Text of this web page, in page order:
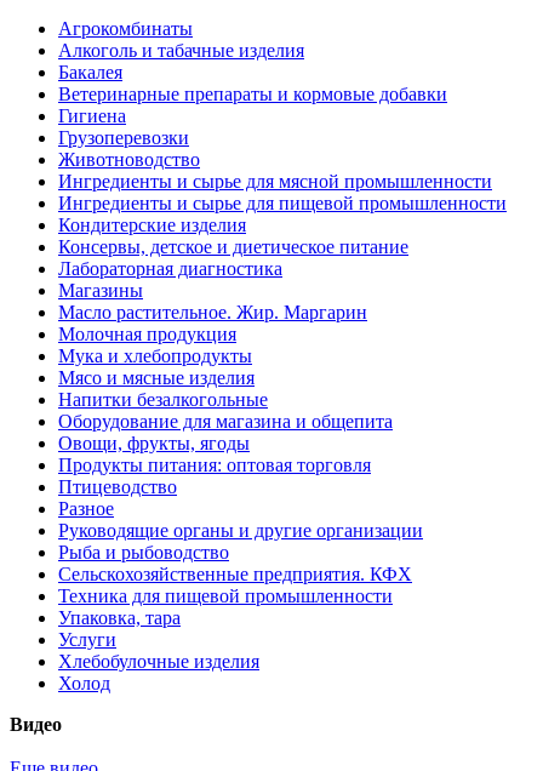
Агрокомбинаты
Алкоголь и табачные изделия
Бакалея
Ветеринарные препараты и кормовые добавки
Гигиена
Грузоперевозки
Животноводство
Ингредиенты и сырье для мясной промышленности
Ингредиенты и сырье для пищевой промышленности
Кондитерские изделия
Консервы, детское и диетическое питание
Лабораторная диагностика
Магазины
Масло растительное. Жир. Маргарин
Молочная продукция
Мука и хлебопродукты
Мясо и мясные изделия
Напитки безалкогольные
Оборудование для магазина и общепита
Овощи, фрукты, ягоды
Продукты питания: оптовая торговля
Птицеводство
Разное
Руководящие органы и другие организации
Рыба и рыбоводство
Сельскохозяйственные предприятия. КФХ
Техника для пищевой промышленности
Упаковка, тара
Услуги
Хлебобулочные изделия
Холод
Видео